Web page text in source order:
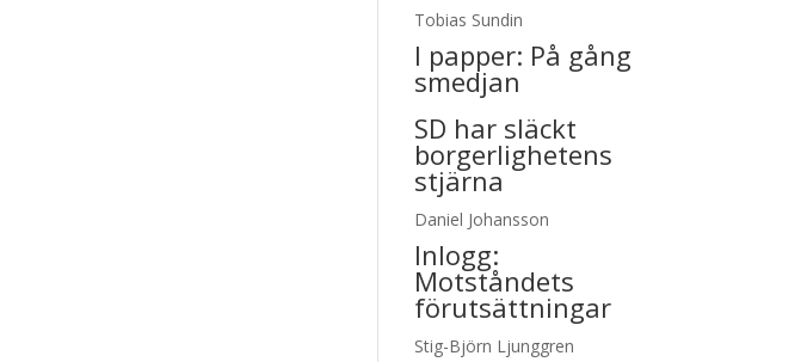
Tobias Sundin
I papper: På gång
smedjan
SD har släckt
borgerlighetens
stjärna
Daniel Johansson
Inlogg:
Motståndets
förutsättningar
Stig-Björn Ljunggren